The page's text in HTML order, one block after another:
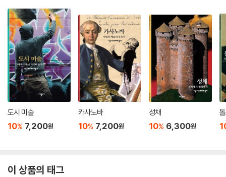
도시 미술
10% 7,200원
카사노바
10% 7,200원
성채
10% 6,300원
이 상품의 태그